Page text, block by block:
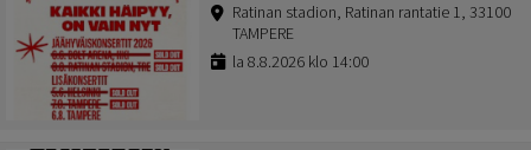
Ratinan stadion, Ratinan rantatie 1, 33100
TAMPERE
la 8.8.2026 klo 14:00